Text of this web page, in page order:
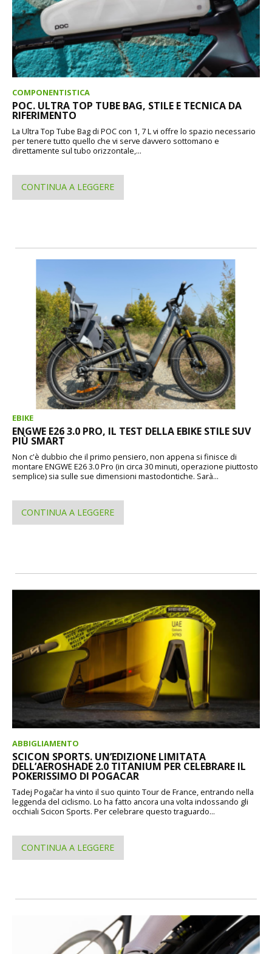
COMPONENTISTICA
POC. ULTRA TOP TUBE BAG, STILE E TECNICA DA
RIFERIMENTO
La Ultra Top Tube Bag di POC con 1, 7 L vi offre lo spazio necessario
per tenere tutto quello che vi serve davvero sottomano e
direttamente sul tubo orizzontale,...
CONTINUA A LEGGERE
EBIKE
ENGWE E26 3.0 PRO, IL TEST DELLA EBIKE STILE SUV
PIÙ SMART
Non c'è dubbio che il primo pensiero, non appena si finisce di
montare ENGWE E26 3.0 Pro (in circa 30 minuti, operazione piuttosto
semplice) sia sulle sue dimensioni mastodontiche. Sarà...
CONTINUA A LEGGERE
ABBIGLIAMENTO
SCICON SPORTS. UN’EDIZIONE LIMITATA
DELL’AEROSHADE 2.0 TITANIUM PER CELEBRARE IL
POKERISSIMO DI POGACAR
Tadej Pogačar ha vinto il suo quinto Tour de France, entrando nella
leggenda del ciclismo. Lo ha fatto ancora una volta indossando gli
occhiali Scicon Sports. Per celebrare questo traguardo...
CONTINUA A LEGGERE